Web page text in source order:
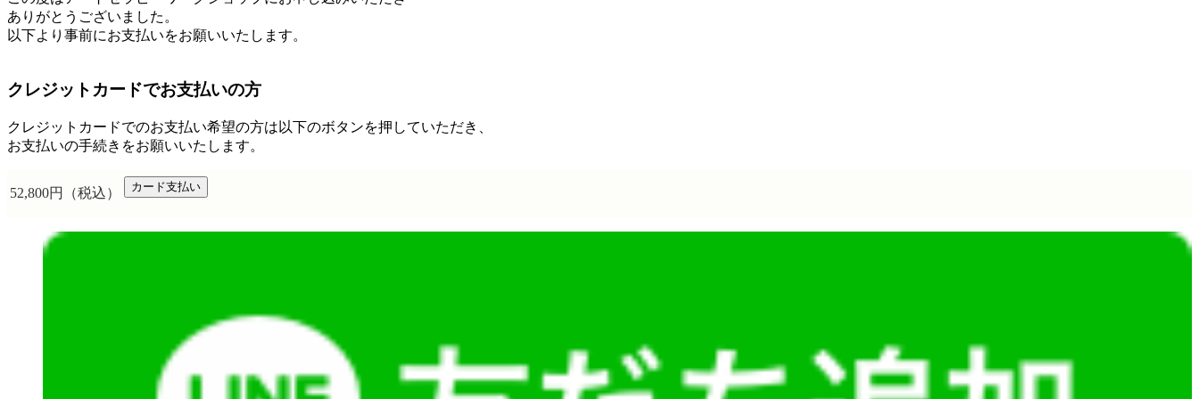
ありがとうございました。
以下より事前にお支払いをお願いいたします。
クレジットカードでお支払いの方
クレジットカードでのお支払い希望の方は以下のボタンを押していただき、
お支払いの手続きをお願いいたします。
52,800円（税込） カード支払い